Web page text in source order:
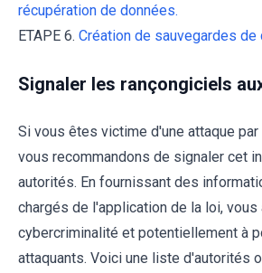
récupération de données.
ETAPE 6. Création de sauvegardes de
Signaler les rançongiciels
Si vous êtes victime d'une attaque par
vous recommandons de signaler cet
autorités. En fournissant des
chargés de l'application de la loi,
cybercriminalité et potentiellement à
attaquants. Voici une liste d'autorités